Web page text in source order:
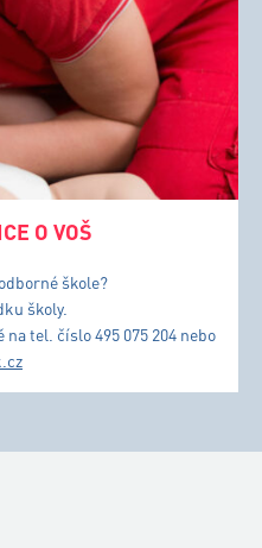
O VOŠ
škole?
školy.
tel. číslo 495 075 204 nebo